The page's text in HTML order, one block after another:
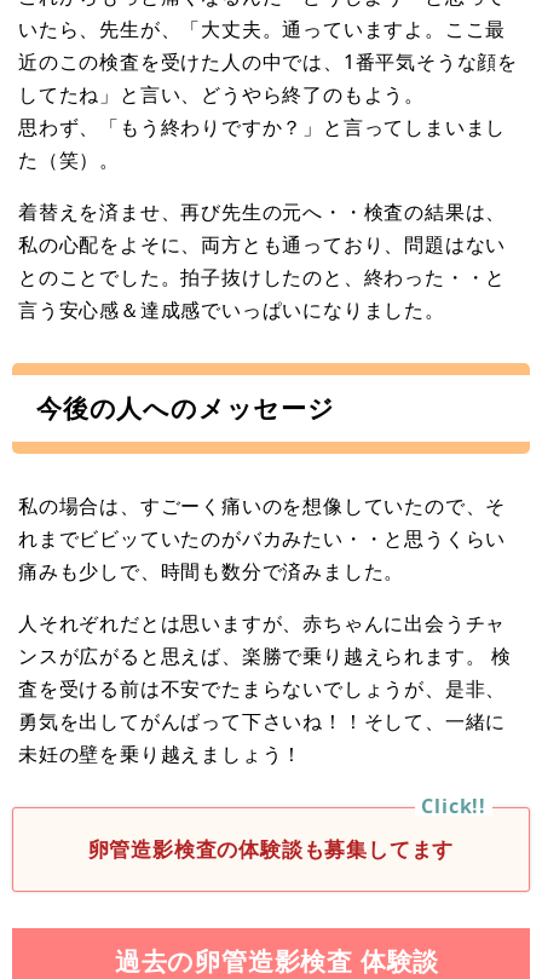
いたら、先生が、「大丈夫。通っていますよ。ここ最
近のこの検査を受けた人の中では、1番平気そうな顔を
してたね」と言い、どうやら終了のもよう。
思わず、「もう終わりですか？」と言ってしまいまし
た（笑）。
着替えを済ませ、再び先生の元へ・・検査の結果は、
私の心配をよそに、両方とも通っており、問題はない
とのことでした。拍子抜けしたのと、終わった・・と
言う安心感＆達成感でいっぱいになりました。
今後の人へのメッセージ
私の場合は、すごーく痛いのを想像していたので、そ
れまでビビッていたのがバカみたい・・と思うくらい
痛みも少しで、時間も数分で済みました。
人それぞれだとは思いますが、赤ちゃんに出会うチャ
ンスが広がると思えば、楽勝で乗り越えられます。 検
査を受ける前は不安でたまらないでしょうが、是非、
勇気を出してがんばって下さいね！！そして、一緒に
未妊の壁を乗り越えましょう！
卵管造影検査の体験談も募集してます
過去の卵管造影検査 体験談